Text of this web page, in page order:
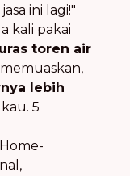
ini lagi!"
kali pakai
toren air
lebih
5